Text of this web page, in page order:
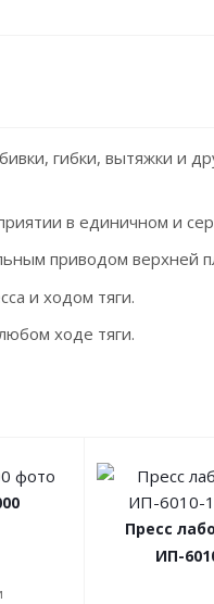
гибки, вытяжки и
в единичном и
приводом верхней
и ходом тяги.
ходе тяги.
Пресс
ИП-